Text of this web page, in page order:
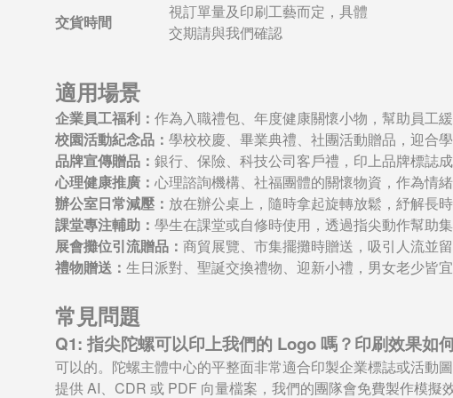
交貨時間
視訂單量及印刷工藝而定，具體
交期請與我們確認
適用場景
企業員工福利： 作為入職禮包、年度健康關懷小物，幫助員工
校園活動紀念品： 學校校慶、畢業典禮、社團活動贈品，迎合
品牌宣傳贈品： 銀行、保險、科技公司客戶禮，印上品牌標誌
心理健康推廣： 心理諮詢機構、社福團體的關懷物資，作為情
辦公室日常減壓： 放在辦公桌上，隨時拿起旋轉放鬆，紓解長
課堂專注輔助： 學生在課堂或自修時使用，透過指尖動作幫助
展會攤位引流贈品： 商貿展覽、市集擺攤時贈送，吸引人流並
禮物贈送： 生日派對、聖誕交換禮物、迎新小禮，男女老少皆
常見問題
Q1: 指尖陀螺可以印上我們的 Logo 嗎？印刷效果如
可以的。陀螺主體中心的平整面非常適合印製企業標誌或活動
提供 AI、CDR 或 PDF 向量檔案，我們的團隊會免費製作模擬